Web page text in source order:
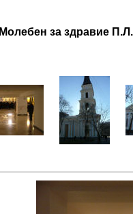
Молебен за здравие